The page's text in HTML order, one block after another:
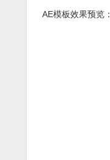
AE模板效果预览：